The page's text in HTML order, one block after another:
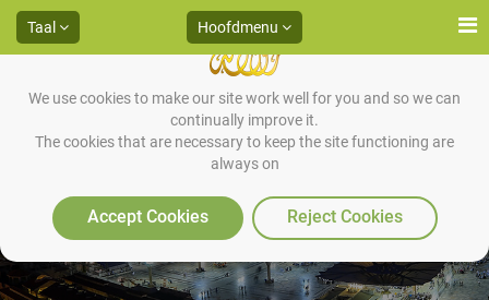
We use cookies to make our site work well for you and so we can
continually improve it.
The cookies that are necessary to keep the site functioning are
always on
Accept Cookies Reject Cookies
Taal Hoofdmenu
De Profeets ogen